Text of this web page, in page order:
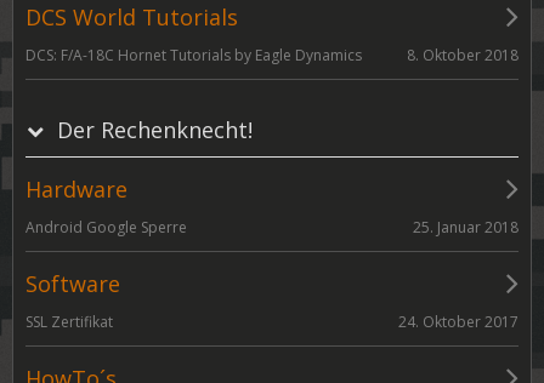
DCS World Tutorials
DCS: F/A-18C Hornet Tutorials by Eagle Dynamics 8. Oktober 2018
Der Rechenknecht!
Hardware
Android Google Sperre 25. Januar 2018
Software
SSL Zertifikat 24. Oktober 2017